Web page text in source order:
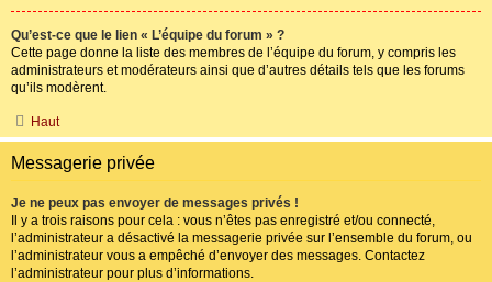
Qu’est-ce que le lien « L’équipe du forum » ?
Cette page donne la liste des membres de l’équipe du forum, y compris les
administrateurs et modérateurs ainsi que d’autres détails tels que les forums
qu’ils modèrent.
Haut
Messagerie privée
Je ne peux pas envoyer de messages privés !
Il y a trois raisons pour cela : vous n’êtes pas enregistré et/ou connecté,
l’administrateur a désactivé la messagerie privée sur l’ensemble du forum, ou
l’administrateur vous a empêché d’envoyer des messages. Contactez
l’administrateur pour plus d’informations.